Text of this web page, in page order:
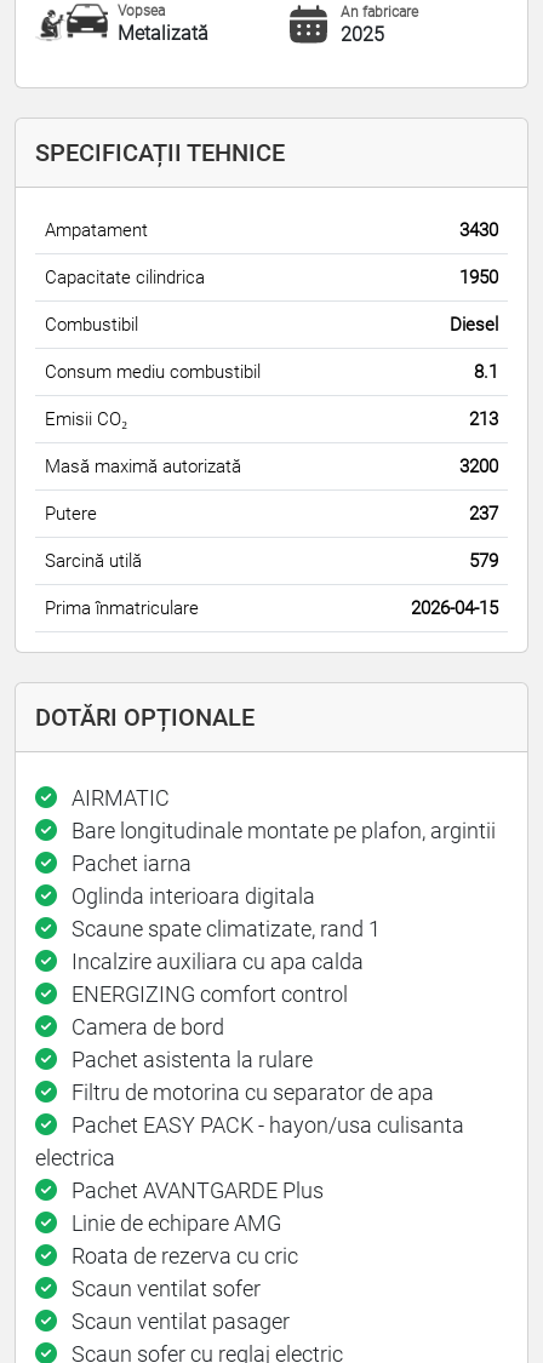
Vopsea
Metalizată
An fabricare
2025
SPECIFICAȚII TEHNICE
Ampatament 3430
Capacitate cilindrica 1950
Combustibil Diesel
Consum mediu combustibil 8.1
Emisii CO₂ 213
Masă maximă autorizată 3200
Putere 237
Sarcină utilă 579
Prima înmatriculare 2026-04-15
DOTĂRI OPȚIONALE
AIRMATIC
Bare longitudinale montate pe plafon, argintii
Pachet iarna
Oglinda interioara digitala
Scaune spate climatizate, rand 1
Incalzire auxiliara cu apa calda
ENERGIZING comfort control
Camera de bord
Pachet asistenta la rulare
Filtru de motorina cu separator de apa
Pachet EASY PACK - hayon/usa culisanta
electrica
Pachet AVANTGARDE Plus
Linie de echipare AMG
Roata de rezerva cu cric
Scaun ventilat sofer
Scaun ventilat pasager
Scaun sofer cu reglaj electric